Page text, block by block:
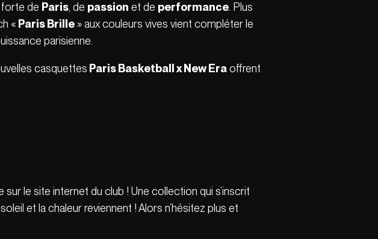
forte de Paris , de passion et de performance . Plus
« Paris Brille » aux couleurs vives vient compléter le
parisienne.
casquettes Paris Basketball x New Eraoffrent
le site internet du club ! Une collection qui s’inscrit
et la chaleur reviennent ! Alors n’hésitez plus et